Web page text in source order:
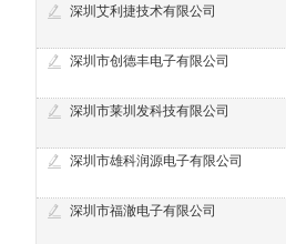
深圳艾利捷技术有限公司
深圳市创德丰电子有限公司
深圳市莱圳发科技有限公司
深圳市雄科润源电子有限公司
深圳市福澈电子有限公司